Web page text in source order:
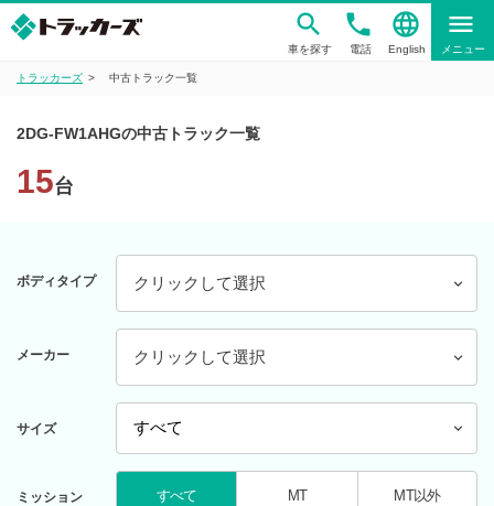
車を探す
phone
電話
language
English
menu
メニュー
トラッカーズ 中古トラック一覧
2DG-FW1AHGの中古トラック一覧
15台
ボディタイプ クリックして選択
メーカー クリックして選択
サイズ
ミッション すべて MT MT以外